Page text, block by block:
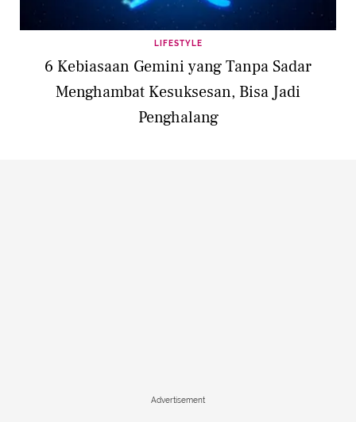
LIFESTYLE
6 Kebiasaan Gemini yang Tanpa Sadar
Menghambat Kesuksesan, Bisa Jadi
Penghalang
Advertisement